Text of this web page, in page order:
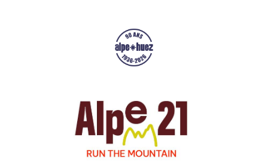
Résultats
Galerie
Infos pratiques